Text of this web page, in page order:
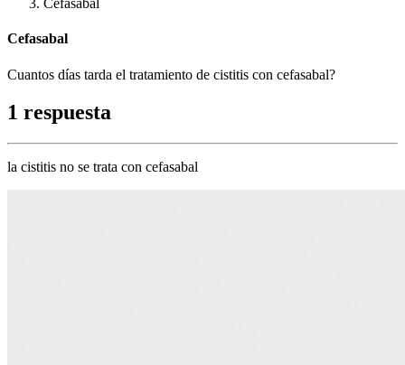
Cefasabal
Cefasabal
Cuantos días tarda el tratamiento de cistitis con cefasabal?
1 respuesta
la cistitis no se trata con cefasabal